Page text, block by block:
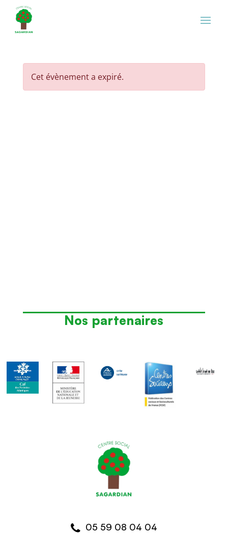
Cet évènement a expiré.
Nos partenaires
05 59 08 04 04